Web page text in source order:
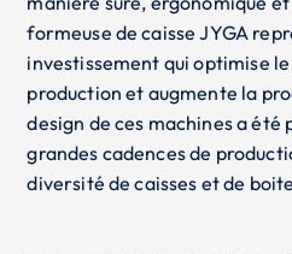
formeuse de caisse JYGA
investissement qui optimise le
production et augmente la
design de ces machines a été
grandes cadences de
diversité de caisses et de